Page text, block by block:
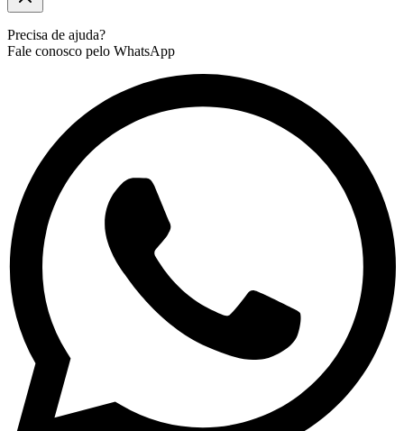
Precisa de ajuda?
Fale conosco pelo WhatsApp